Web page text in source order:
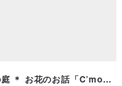
＊ お花のお話「C’mo…